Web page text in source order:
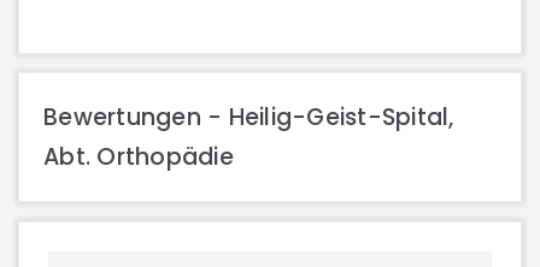
Bewertungen - Heilig-Geist-Spital,
Abt. Orthopädie